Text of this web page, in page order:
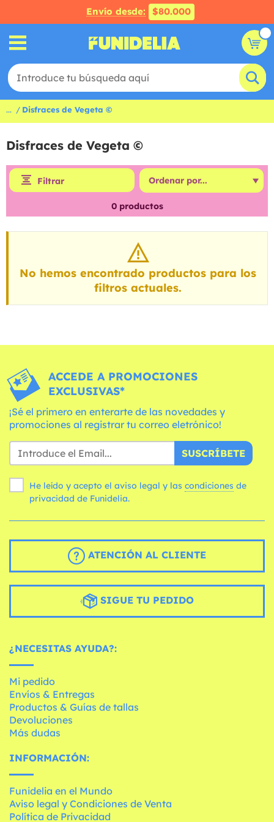
Envío desde: $80.000
... Disfraces de Vegeta ©
Disfraces de Vegeta ©
Filtrar
0productos
No hemos encontrado productos para los
filtros actuales.
ACCEDE A PROMOCIONES
EXCLUSIVAS*
¡Sé el primero en enterarte de las novedades y
promociones al registrar tu correo eletrónico!
SUSCRÍBETE
He leído y acepto el aviso legal y las condiciones
privacidad de Funidelia.
ATENCIÓN AL CLIENTE
SIGUE TU PEDIDO
¿NECESITAS AYUDA?:
Mi pedido
Envíos & Entregas
Productos & Guías de tallas
Devoluciones
Más dudas
INFORMACIÓN:
Funidelia en el Mundo
Aviso legal y Condiciones de Venta
Política de Privacidad